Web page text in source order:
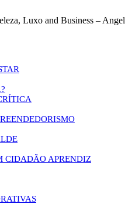
CIDADÃO APRENDIZ